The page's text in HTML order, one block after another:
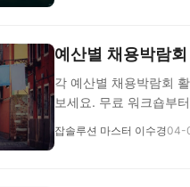
예산별 채용박람
각 예산별 채용박람회
보세요. 무료 워크숍부
잡솔루션 마스터 이수경04-